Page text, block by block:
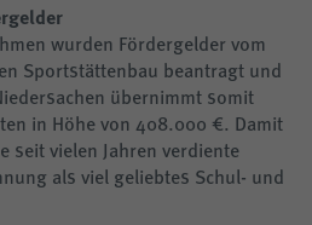
wurden Fördergelder vom
Sportstättenbau beantragt und
übernimmt somit
in Höhe von 408.000 €. Damit
seit vielen Jahren verdiente
als viel geliebtes Schul- und